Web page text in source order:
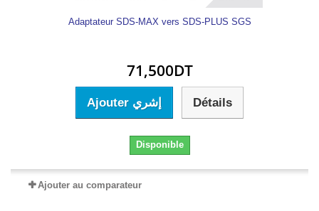
Adaptateur SDS-MAX vers SDS-PLUS SGS
71,500DT
Ajouter إشري Détails
Disponible
Ajouter au comparateur